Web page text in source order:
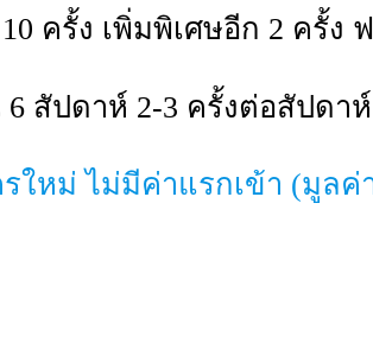
ครั้ง เพิ่มพิเศษอีก 2 ครั้ง
6 สัปดาห์ 2-3 ครั้งต่อสัปดาห์
ใหม่ ไม่มีค่าแรกเข้า (มูลค่